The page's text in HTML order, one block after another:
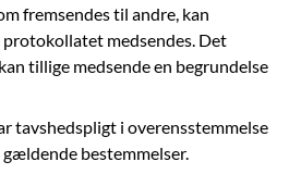
fremsendes til andre, kan
medsendes. Det
tillige medsende en begrundelse
tavshedspligt i overensstemmelse
bestemmelser.